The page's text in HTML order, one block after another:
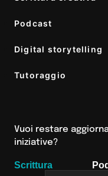
Podcast
Digital storytelling
Tutoraggio
Vuoi restare
iniziative?
Scrittura